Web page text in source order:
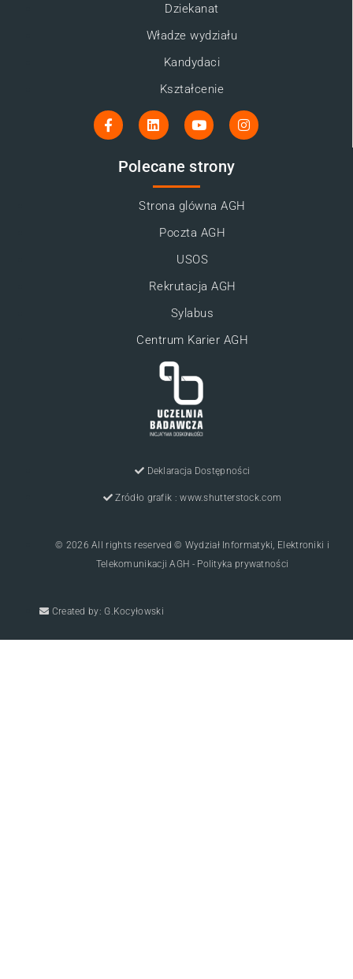
Dziekanat
Władze wydziału
Kandydaci
Kształcenie
Polecane strony
Strona glówna AGH
Poczta AGH
USOS
Rekrutacja AGH
Sylabus
Centrum Karier AGH
Deklaracja Dostępności
Zródło grafik : www.shutterstock.com
© 2026 All rights reserved © Wydział Informatyki, Elektroniki i
Telekomunikacji AGH - Polityka prywatności
Created by: G.Kocyłowski